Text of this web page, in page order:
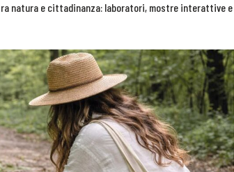
natura e cittadinanza: laboratori, mostre interattive e